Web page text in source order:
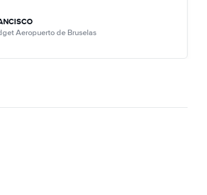
Aeropuerto de Bruselas